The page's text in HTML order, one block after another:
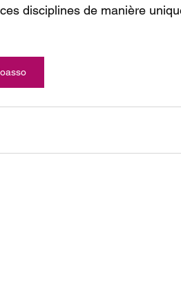
disciplines de manière